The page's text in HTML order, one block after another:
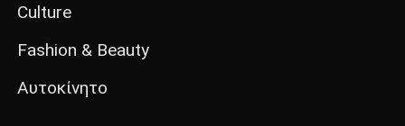
Culture
Fashion & Beauty
Αυτοκίνητο